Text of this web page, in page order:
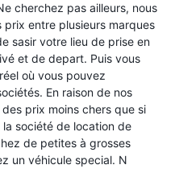
cherchez pas ailleurs, nous
entre plusieurs marques
sasir votre lieu de prise en
et de depart. Puis vous
où vous pouvez
En raison de nos
prix moins chers que si
société de location de
de petites à grosses
un véhicule special. N